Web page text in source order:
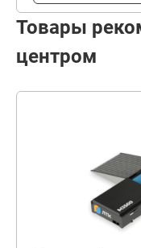
Товары
центром